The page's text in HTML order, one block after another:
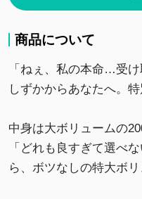
商品について
「ねぇ、私の本命…受け
しずかからあなたへ。
中身は大ボリュームの
「どれも良すぎて選べ
ら、ボツなしの特大ボ